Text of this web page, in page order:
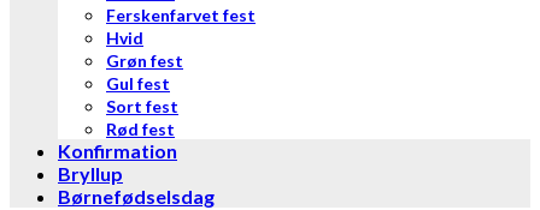
Ferskenfarvet fest
Hvid
Grøn fest
Gul fest
Sort fest
Rød fest
Konfirmation
Bryllup
Børnefødselsdag